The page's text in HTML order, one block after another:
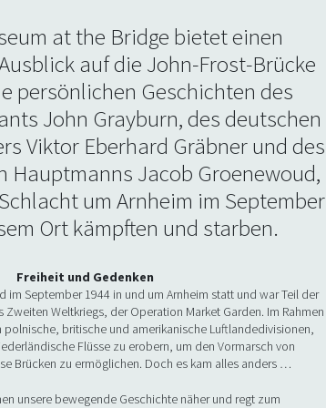
at the Bridge bietet einen
auf die John-Frost-Brücke
persönlichen Geschichten des
John Grayburn, des deutschen
Viktor Eberhard Gräbner und des
Hauptmanns Jacob Groenewoud,
um Arnheim im September
Ort kämpften und starben.
Freiheit und Gedenken
im September 1944 in und um Arnheim statt und war Teil der
Weltkriegs, der Operation Market Garden. Im Rahmen
polnische, britische und amerikanische Luftlandedivisionen,
Flüsse zu erobern, um den Vormarsch von
Brücken zu ermöglichen. Doch es kam alles anders …
unsere bewegende Geschichte näher und regt zum